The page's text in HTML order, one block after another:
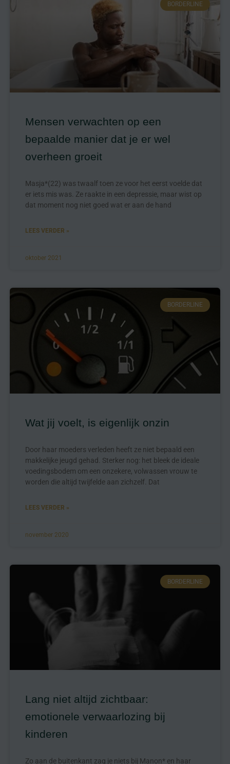
BORDERLINE
Mensen verwachten op een
bepaalde manier dat je er wel
overheen groeit
Masja*(22) was twaalf toen ze voor het eerst voelde dat
er iets mis was. Ze raakte in een depressie, maar wist op
dat moment nog niet goed wat er aan de hand
LEES VERDER »
oktober 2021
BORDERLINE
Wat jij voelt, is eigenlijk onzin
Door haar moeders verleden heeft ze niet bepaald een
makkelijke jeugd gehad. Sterker nog: het bleek de ideale
voedingsbodem om een onzekere, volwassen vrouw te
worden die altijd twijfelde aan zichzelf. Dat
LEES VERDER »
november 2020
BORDERLINE
Lang niet altijd zichtbaar:
emotionele verwaarlozing bij
kinderen
Zo aan de buitenkant zag je niets bij Manon* en haar